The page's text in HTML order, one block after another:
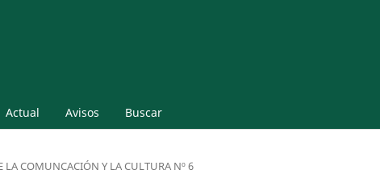
Actual Avisos Buscar
COMUNCACIÓN Y LA CULTURA Nº 6